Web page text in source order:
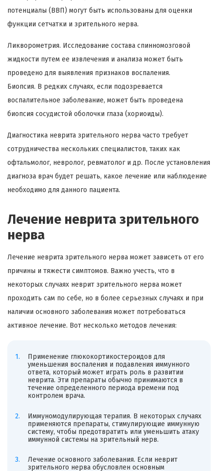
потенциалы (ВВП) могут быть использованы для оценки
функции сетчатки и зрительного нерва.
Ликворометрия. Исследование состава спинномозговой
жидкости путем ее извлечения и анализа может быть
проведено для выявления признаков воспаления.
Биопсия. В редких случаях, если подозревается
воспалительное заболевание, может быть проведена
биопсия сосудистой оболочки глаза (хориоиды).
Диагностика неврита зрительного нерва часто требует
сотрудничества нескольких специалистов, таких как
офтальмолог, невролог, ревматолог и др. После установления
диагноза врач будет решать, какое лечение или наблюдение
необходимо для данного пациента.
Лечение неврита зрительного
нерва
Лечение неврита зрительного нерва может зависеть от его
причины и тяжести симптомов. Важно учесть, что в
некоторых случаях неврит зрительного нерва может
проходить сам по себе, но в более серьезных случаях и при
наличии основного заболевания может потребоваться
активное лечение. Вот несколько методов лечения:
Применение глюкокортикостероидов для
уменьшения воспаления и подавления иммунного
ответа, который может играть роль в развитии
неврита. Эти препараты обычно принимаются в
течение определенного периода времени под
контролем врача.
Иммуномодулирующая терапия. В некоторых случаях
применяются препараты, стимулирующие иммунную
систему, чтобы предотвратить или уменьшить атаку
иммунной системы на зрительный нерв.
Лечение основного заболевания. Если неврит
зрительного нерва обусловлен основным